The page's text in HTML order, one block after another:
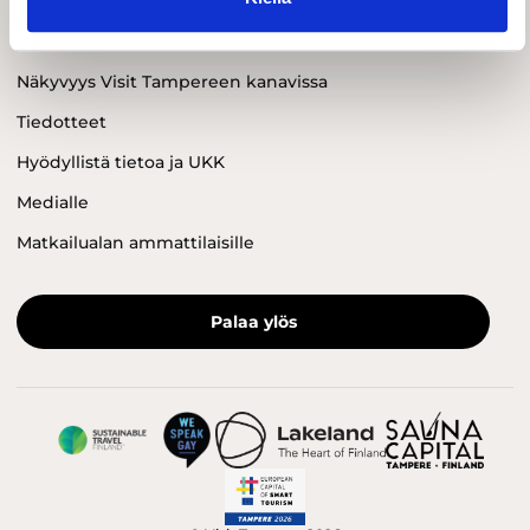
Näkyvyys Visit Tampereen kanavissa
Tiedotteet
Hyödyllistä tietoa ja UKK
Medialle
Matkailualan ammattilaisille
Palaa ylös